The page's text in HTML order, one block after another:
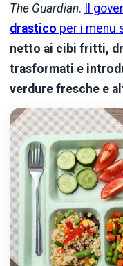
The Guardian. Il
drastico per i menu
netto ai cibi fritti,
trasformati e
verdure fresche e